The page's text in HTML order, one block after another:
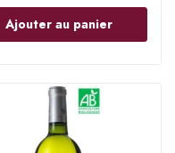
Ajouter au panier